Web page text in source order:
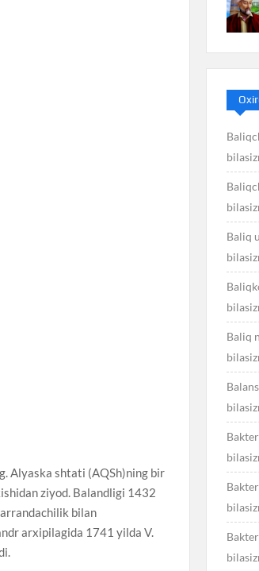
Alyaska shtati (AQSh)ning bir
ziyod. Balandligi 1432
bilan
arxipilagida 1741 yilda V.
Baliq
Baliq